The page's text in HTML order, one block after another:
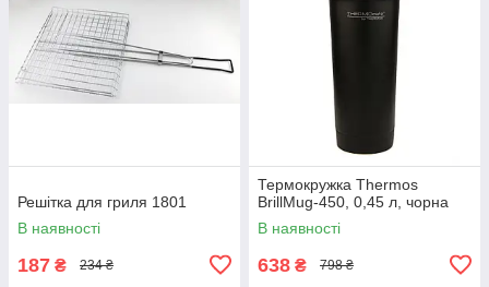
Решітка для гриля 1801
В наявності
187 ₴ 234 ₴
Термокружка Thermos
BrillMug-450, 0,45 л, чорна
В наявності
638 ₴ 798 ₴